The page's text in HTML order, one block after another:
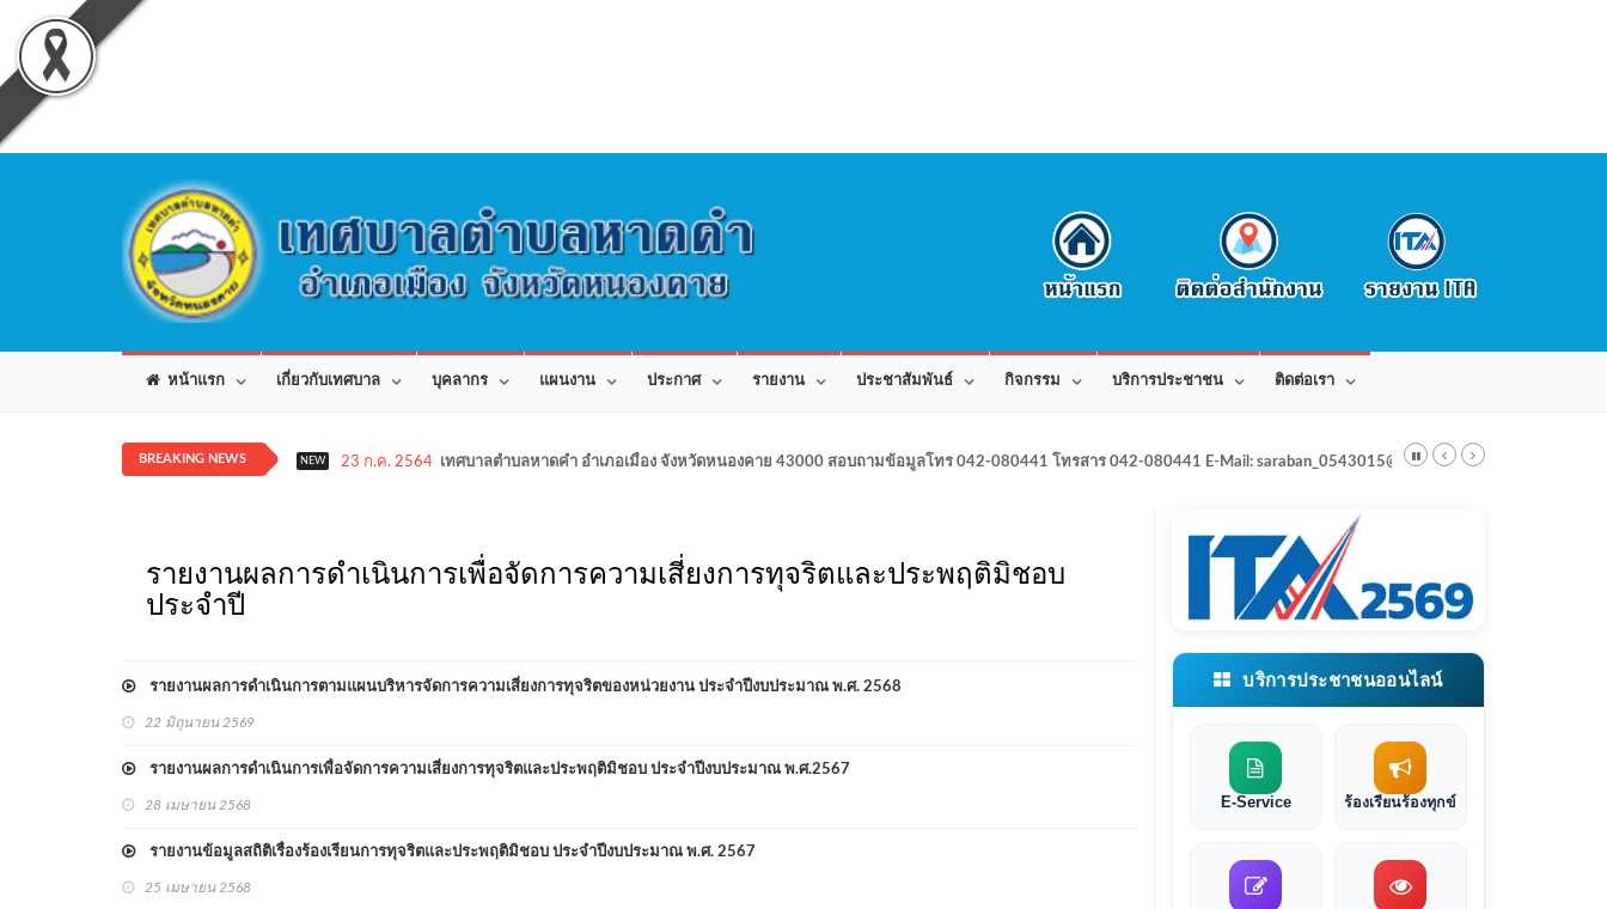
หน้าแรก เกี่ยวกับเทศบาล บุคลากร แผนงาน ประกาศ รายงาน ประชาสัมพันธ์ กิจกรรม บริการประชาชน ติดต่อเรา
BREAKING NEWS NEW 23 ก.ค. 2564 เทศบาลตำบลหาดคำ อำเภอเมือง จังหวัดหนองคาย 43000 สอบถามข้อมูลโทร 042-080441 โทรสาร 042-080441 E-Mail: saraban_0543015@dla.go.th
รายงานผลการดำเนินการเพื่อจัดการความเสี่ยงการทุจริตและประพฤติมิชอบ
ประจำปี
รายงานผลการดำเนินการตามแผนบริหารจัดการความเสี่ยงการทุจริตของหน่วยงาน ประจำปีงบประมาณ พ.ศ. 2568
22 มิถุนายน 2569
รายงานผลการดําเนินการเพื่อจัดการความเสี่ยงการทุจริตและประพฤติมิชอบ ประจําปีงบประมาณ พ.ศ.2567
28 เมษายน 2568
รายงานข้อมูลสถิติเรื่องร้องเรียนการทุจริตและประพฤติมิชอบ ประจำปีงบประมาณ พ.ศ. 2567
25 เมษายน 2568
บริการประชาชนออนไลน์
E-Service ร้องเรียนร้องทุกข์